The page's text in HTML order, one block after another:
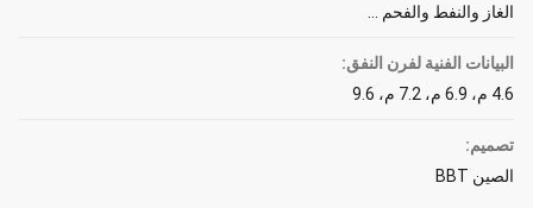
الغاز والنفط والفحم ...
البيانات الفنية لفرن النفق:
4.6 م، 6.9 م، 7.2 م، 9.6
تصميم:
الصين BBT